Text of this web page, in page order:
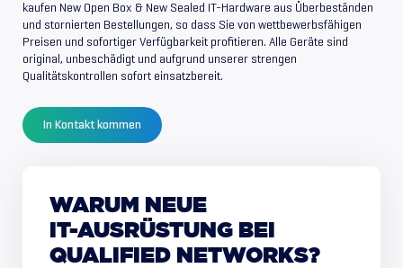
kaufen New Open Box & New Sealed IT-Hardware aus Überbeständen
und stornierten Bestellungen, so dass Sie von wettbewerbsfähigen
Preisen und sofortiger Verfügbarkeit profitieren. Alle Geräte sind
original, unbeschädigt und aufgrund unserer strengen
Qualitätskontrollen sofort einsatzbereit.
In Kontakt kommen
WARUM
NEUE
IT-AUSRÜSTUNG BEI
QUALIFIED NETWORKS?